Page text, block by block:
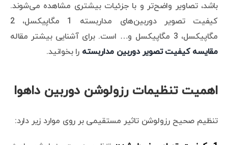
باشد، تصاویر واضح‌تر و با جزئیات بیشتری مشاهده می‌شوند.
کیفیت تصویر دوربین‌های مداربسته 1 مگاپیکسل، 2
مگاپیکسل، 3 مگاپیکسل و… است. برای آشنایی بیشتر مقاله
مقایسه کیفیت تصویر دوربین مداربسته را بخوانید.
اهمیت تنظیمات رزولوشن دوربین داهوا
تنظیم صحیح رزولوشن تاثیر مستقیمی بر روی موارد زیر دارد: